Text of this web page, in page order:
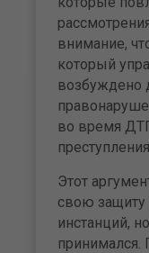
внимание,
который
возбуждено
во время
преступления.
Этот
свою защиту
инстанций,
принимался.